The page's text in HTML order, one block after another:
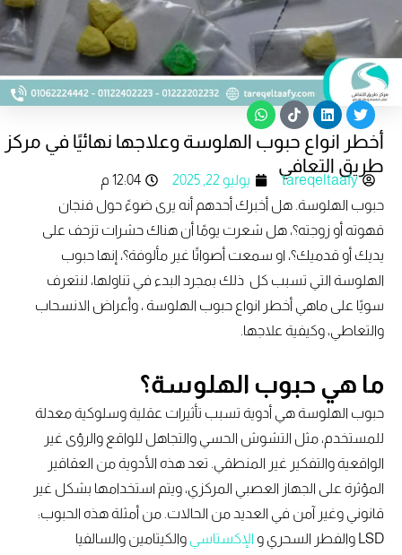
T
w
i
t
e
L
i
n
e
d
n
T
i
k
o
k
W
h
t
a
p
p
أخطر انواع حبوب الهلوسة وعلاجها نهائيًا في مركز
طريق التعافي
tareqeltaafy يوليو 22, 2025
12:04 م
حبوب الهلوسة. هل أخبرك أحدهم أنه يرى ضوءً حول فنجان
قهوته أو زوجته؟، هل شعرت يومًا أن هناك حشرات تزحف على
يديك أو قدميك؟، او سمعت أصواتًا غير مألوفة؟، إنها حبوب
الهلوسة التي تسبب كل ذلك بمجرد البدء في تناولها، لنتعرف
سويًا على ماهي أخطر انواع حبوب الهلوسة ، وأعراض الانسحاب
والتعاطي، وكيفية علاجها.
ما هي حبوب الهلوسة؟
حبوب الهلوسة هي أدوية تسبب تأثيرات عقلية وسلوكية معدلة
للمستخدم، مثل التشوش الحسي والتجاهل للواقع والرؤى غير
الواقعية والتفكير غير المنطقي. تعد هذه الأدوية من العقاقير
المؤثرة على الجهاز العصبي المركزي، ويتم استخدامها بشكل غير
قانوني وغير آمن في العديد من الحالات. من أمثلة هذه الحبوب:
LSD والفطر السحري و
الإكستاسي
والكيتامين والسالفيا